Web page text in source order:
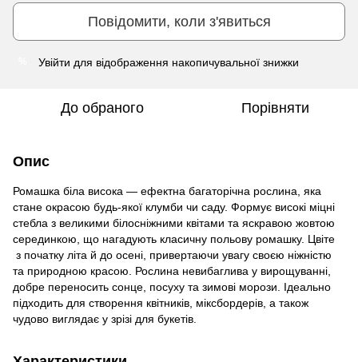
Повідомити, коли з'явиться
Увійти для відображення накопичувальної знижки
До обраного Порівняти
Опис
Ромашка біла висока — ефектна багаторічна рослина, яка
стане окрасою будь-якої клумби чи саду. Формує високі міцні
стебла з великими білосніжними квітами та яскравою жовтою
серединкою, що нагадують класичну польову ромашку. Цвіте
з початку літа й до осені, привертаючи увагу своєю ніжністю
та природною красою. Рослина невибаглива у вирощуванні,
добре переносить сонце, посуху та зимові морози. Ідеально
підходить для створення квітників, міксбордерів, а також
чудово виглядає у зрізі для букетів.